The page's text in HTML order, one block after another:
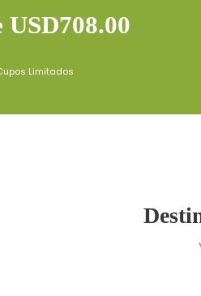
USD708.00
Limitados